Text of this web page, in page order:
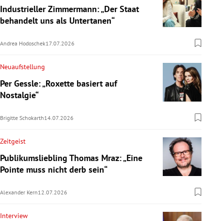
Industrieller Zimmermann: „Der Staat
behandelt uns als Untertanen“
Andrea Hodoschek17.07.2026
Neuaufstellung
Per Gessle: „Roxette basiert auf
Nostalgie“
Brigitte Schokarth14.07.2026
Zeitgeist
Publikumsliebling Thomas Mraz: „Eine
Pointe muss nicht derb sein“
Alexander Kern12.07.2026
Interview